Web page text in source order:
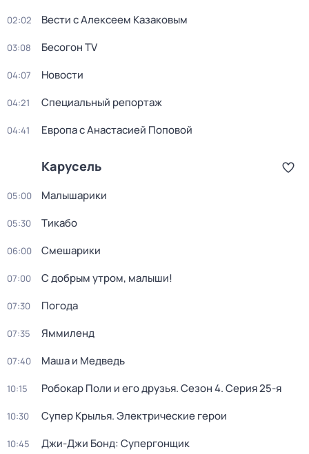
02:02 Вести с Алексеем Казаковым
03:08 Бесогон TV
04:07 Новости
04:21 Специальный репортаж
04:41 Европа с Анастасией Поповой
Карусель
05:00 Малышарики
05:30 Тикабо
06:00 Смешарики
07:00 С добрым утром, малыши!
07:30 Погода
07:35 Яммиленд
07:40 Маша и Медведь
10:15 Робокар Поли и его друзья. Сезон 4. Серия 25-я
10:30 Супер Крылья. Электрические герои
10:45 Джи-Джи Бонд: Супергонщик